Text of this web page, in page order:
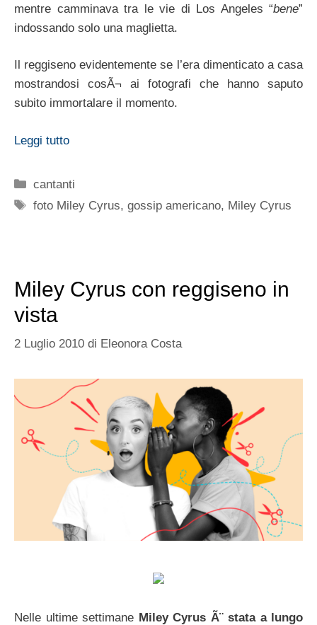
mentre camminava tra le vie di Los Angeles “bene”
indossando solo una maglietta.
Il reggiseno evidentemente se l’era dimenticato a casa
mostrandosi cosÃ¬ ai fotografi che hanno saputo
subito immortalare il momento.
Leggi tutto
Categorie
cantanti
Tag
foto Miley Cyrus,gossip americano, Miley Cyrus
Miley Cyrus con reggiseno in
vista
2 Luglio 2010 di Eleonora Costa
Nelle ultime settimane Miley Cyrus Ã¨ stata a lungo